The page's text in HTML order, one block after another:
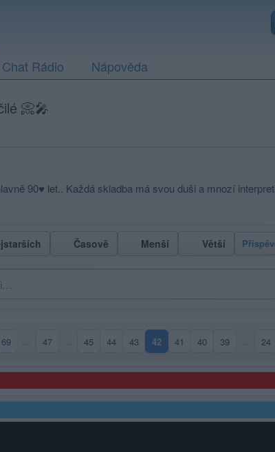
Chat Rádio Nápověda
📀🎤
90♥️ let.. Každá skladba má svou duši a mnozí
Časově Menší Větší
69 47 45 44 43 42(aktuální strana)
41 40 39 24